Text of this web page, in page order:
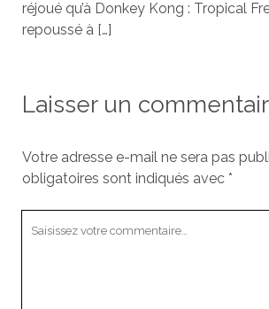
réjoué qu’à Donkey Kong : Tropical
repoussé à […]
Laisser un
Votre adresse e-mail ne sera pas
obligatoires sont indiqués avec *